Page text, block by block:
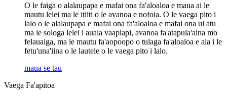
O le faiga o alalaupapa e mafai ona fa'aloaloa e maua ai le
mautu lelei ma le itiiti o le avanoa e nofoia. O le vaega pito i
lalo o le alalaupapa e mafai ona fa'aloaloa e mafai ona ui atu
ma le sologa lelei i auala vaapiapi, avanoa fa'atapula'aina mo
felauaiga, ma le mautu fa'aopoopo o tulaga fa'aloaloa e ala i le
fetu'una'iina o le lautele o le vaega pito i lalo.
maua se tau
Vaega Fa'apitoa